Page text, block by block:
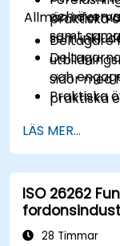
och
samt
praktiska
som
och
Praktiska
Allmän
Deltagare
sidor med
praktiska
kommer
deltagit i
LÄS MER...
ISO 26262
28 Timmar